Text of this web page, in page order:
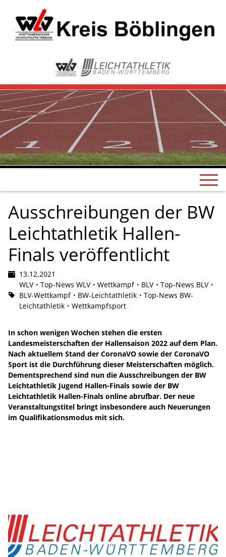
Ausschreibungen der BW
Leichtathletik Hallen-
Finals veröffentlicht
13.12.2021
WLV
Top-News WLV Wettkampf BLV
Top-News BLV
BLV-Wettkampf
BW-Leichtathletik
Top-News BW-
Leichtathletik
Wettkampfsport
In schon wenigen Wochen stehen die ersten
Landesmeisterschaften der Hallensaison 2022 auf dem Plan.
Nach aktuellem Stand der CoronaVO sowie der CoronaVO
Sport ist die Durchführung dieser Meisterschaften möglich.
Dementsprechend sind nun die Ausschreibungen der BW
Leichtathletik Jugend Hallen-Finals sowie der BW
Leichtathletik Hallen-Finals online abrufbar. Der neue
Veranstaltungstitel bringt insbesondere auch Neuerungen
im Qualifikationsmodus mit sich.